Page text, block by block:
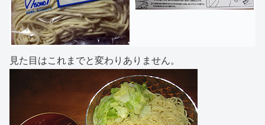
見た目はこれまでと変わりありません。